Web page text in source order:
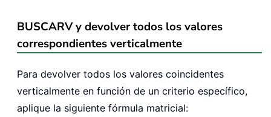
BUSCARV y devolver todos los valores
correspondientes verticalmente
Para devolver todos los valores coincidentes
verticalmente en función de un criterio específico,
aplique la siguiente fórmula matricial: